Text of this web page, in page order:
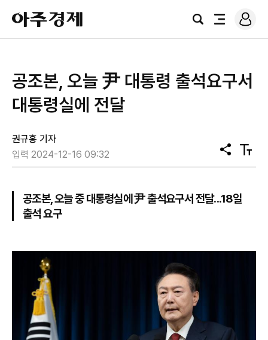
아
주
경
검
전
로
그
공조본, 오늘 尹 대통령 출석요구서
대통령실에 전달
권규홍 기자
입력 2024-12-16 09:32
공
유
텍
스
공조본, 오늘 중 대통령실에 尹 출석요구서 전달...18일
출석 요구